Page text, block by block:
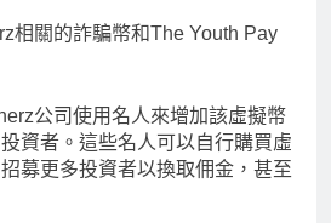
相關的詐騙幣和The Youth Pay
公司使用名人來增加該虛擬幣
資者。這些名人可以自行購買虛
募更多投資者以換取佣金，甚至